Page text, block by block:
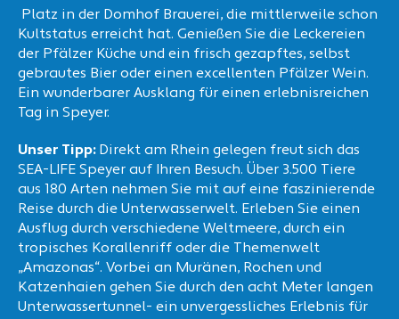
Platz in der Domhof Brauerei, die mittlerweile schon
Kultstatus erreicht hat. Genießen Sie die Leckereien
der Pfälzer Küche und ein frisch gezapftes, selbst
gebrautes Bier oder einen excellenten Pfälzer Wein.
Ein wunderbarer Ausklang für einen erlebnisreichen
Tag in Speyer.
Unser Tipp: Direkt am Rhein gelegen freut sich das
SEA-LIFE Speyer auf Ihren Besuch. Über 3.500 Tiere
aus 180 Arten nehmen Sie mit auf eine faszinierende
Reise durch die Unterwasserwelt. Erleben Sie einen
Ausflug durch verschiedene Weltmeere, durch ein
tropisches Korallenriff oder die Themenwelt
„Amazonas“. Vorbei an Muränen, Rochen und
Katzenhaien gehen Sie durch den acht Meter langen
Unterwassertunnel- ein unvergessliches Erlebnis für